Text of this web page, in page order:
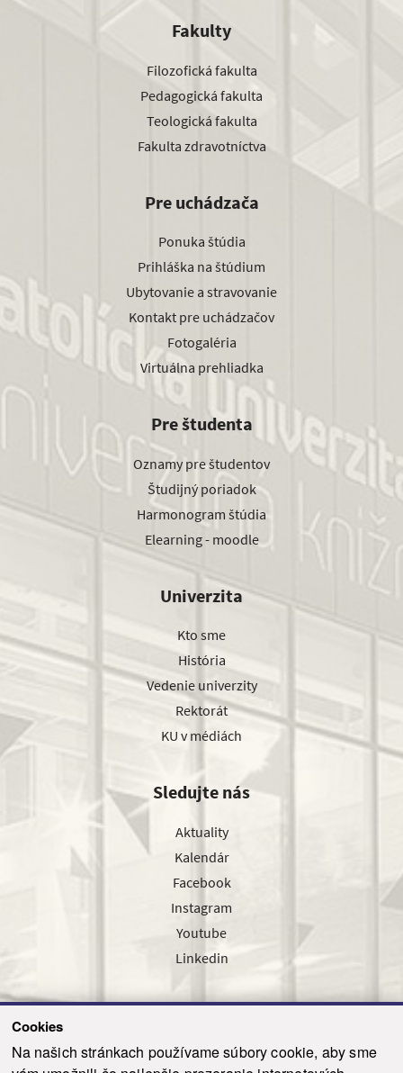
Cookies
Na našich stránkach používame súbory cookie, aby sme
Fakulty
Filozofická fakulta
Pedagogická fakulta
Teologická fakulta
Fakulta zdravotníctva
Pre uchádzača
Ponuka štúdia
Prihláška na štúdium
Ubytovanie a stravovanie
Kontakt pre uchádzačov
Fotogaléria
Virtuálna prehliadka
Pre študenta
Oznamy pre študentov
Študijný poriadok
Harmonogram štúdia
Elearning - moodle
Univerzita
Kto sme
História
Vedenie univerzity
Rektorát
KU v médiách
Sledujte nás
Aktuality
Kalendár
Facebook
Instagram
Youtube
Linkedin